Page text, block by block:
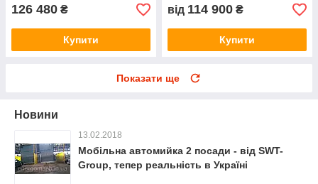
126 480 ₴
Купити
від 114 900 ₴
Купити
Показати ще
Новини
13.02.2018
Мобільна автомийка 2 посади - від SWT-
Group, тепер реальність в Україні